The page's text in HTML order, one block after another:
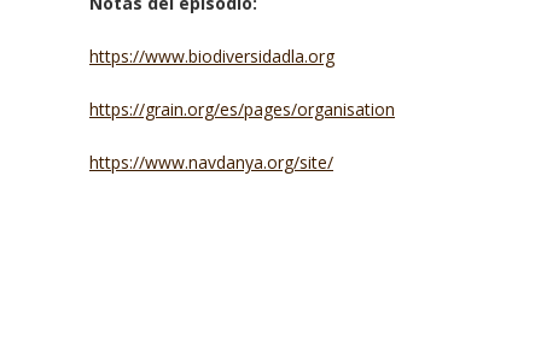
https://www.biodiversidadla.org
https://grain.org/es/pages/organisation
https://www.navdanya.org/site/